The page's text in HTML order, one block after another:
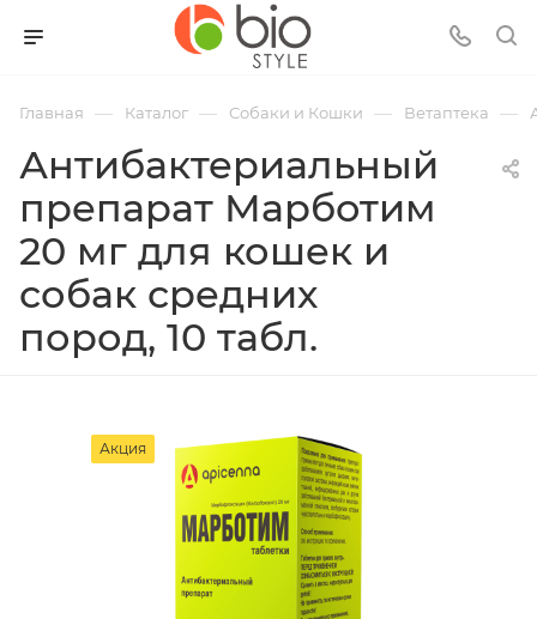
Главная — Каталог — Собаки и Кошки — Ветаптека —
Антибактериальный
препарат Марботим
20 мг для кошек и
собак средних
пород, 10 табл.
Акция